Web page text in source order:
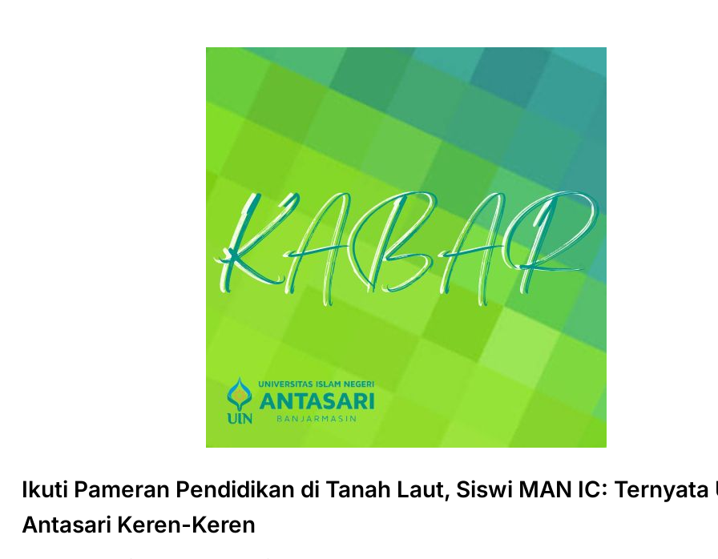
Ikuti Pameran Pendidikan di Tanah Laut, Siswi MAN IC: Ternyata
Antasari Keren-Keren